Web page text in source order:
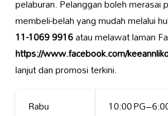
pelaburan. Pelanggan boleh merasai
membeli-belah yang mudah melalui
11-1069 9916atau melawat laman
https://www.facebook.com/
lanjut dan promosi terkini.
Rabu
10:00